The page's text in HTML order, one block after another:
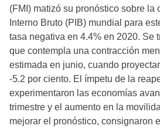
(FMI) matizó su pronóstico sobre la
Interno Bruto (PIB) mundial para
tasa negativa en 4.4% en 2020. Se
que contempla una contracción
estimada en junio, cuando
-5.2 por ciento. El ímpetu de la
experimentaron las economías
trimestre y el aumento en la
mejorar el pronóstico, consignaron